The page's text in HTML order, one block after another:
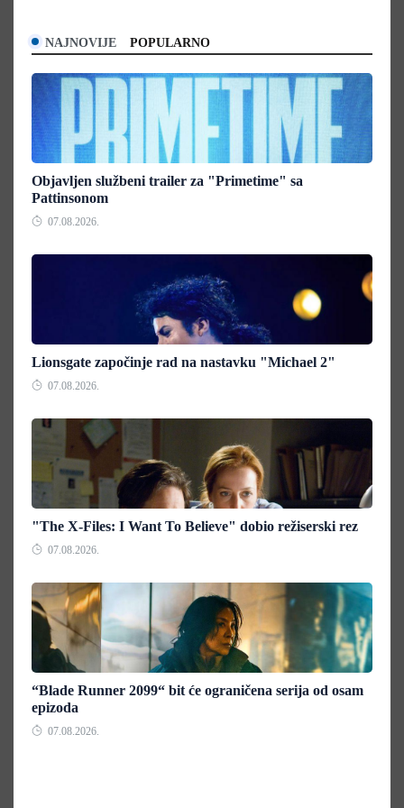
NAJNOVIJE POPULARNO
Objavljen službeni trailer za "Primetime" sa
Pattinsonom
07.08.2026.
Lionsgate započinje rad na nastavku "Michael 2"
07.08.2026.
"The X-Files: I Want To Believe" dobio režiserski rez
07.08.2026.
“Blade Runner 2099“ bit će ograničena serija od osam
epizoda
07.08.2026.